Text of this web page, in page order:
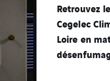
Retrouvez
Cegelec
Loire en